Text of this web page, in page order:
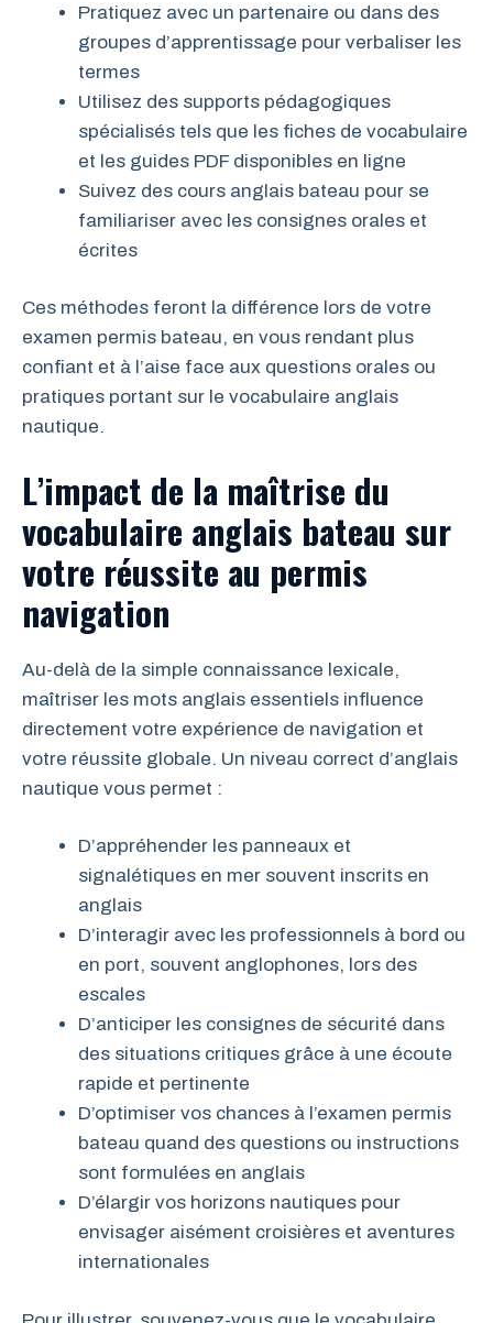
Pratiquez avec un partenaire ou dans des
groupes d’apprentissage pour verbaliser les
termes
Utilisez des supports pédagogiques
spécialisés tels que les fiches de vocabulaire
et les guides PDF disponibles en ligne
Suivez des cours anglais bateau pour se
familiariser avec les consignes orales et
écrites
Ces méthodes feront la différence lors de votre
examen permis bateau, en vous rendant plus
confiant et à l’aise face aux questions orales ou
pratiques portant sur le vocabulaire anglais
nautique.
L’impact de la maîtrise du
vocabulaire anglais bateau sur
votre réussite au permis
navigation
Au-delà de la simple connaissance lexicale,
maîtriser les mots anglais essentiels influence
directement votre expérience de navigation et
votre réussite globale. Un niveau correct d’anglais
nautique vous permet :
D’appréhender les panneaux et
signalétiques en mer souvent inscrits en
anglais
D’interagir avec les professionnels à bord ou
en port, souvent anglophones, lors des
escales
D’anticiper les consignes de sécurité dans
des situations critiques grâce à une écoute
rapide et pertinente
D’optimiser vos chances à l’examen permis
bateau quand des questions ou instructions
sont formulées en anglais
D’élargir vos horizons nautiques pour
envisager aisément croisières et aventures
internationales